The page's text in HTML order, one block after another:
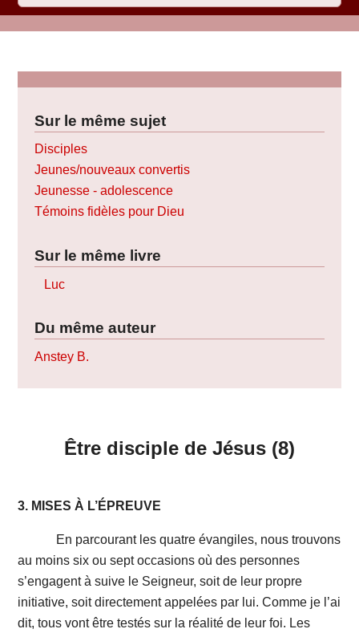
Sur le même sujet
Disciples
Jeunes/nouveaux convertis
Jeunesse - adolescence
Témoins fidèles pour Dieu
Sur le même livre
Luc
Du même auteur
Anstey B.
Être disciple de Jésus (8)
3. MISES À L’ÉPREUVE
En parcourant les quatre évangiles, nous trouvons
au moins six ou sept occasions où des personnes
s’engagent à suive le Seigneur, soit de leur propre
initiative, soit directement appelées par lui. Comme je l’ai
dit, tous vont être testés sur la réalité de leur foi. Les